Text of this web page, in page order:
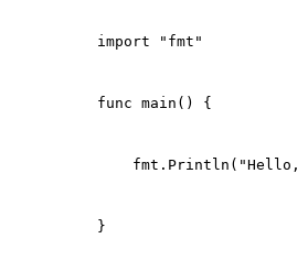
import "fmt"
func main() {
fmt.Println("Hello,
}